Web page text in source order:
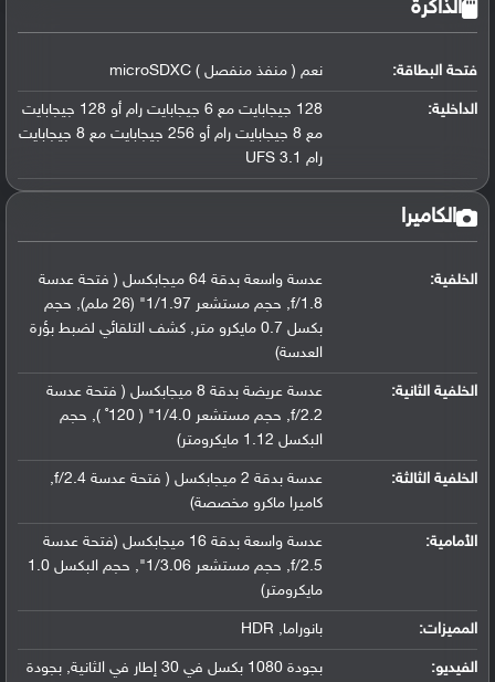
الذاكرة
فتحة البطاقة: نعم ( منفذ منفصل ) microSDXC
الداخلية:
128 جيجابايت مع 6 جيجابايت رام أو 128 جيجابايت
مع 8 جيجابايت رام أو 256 جيجابايت مع 8 جيجابايت
رام UFS 3.1
الكاميرا
الخلفية:
عدسة واسعة بدقة 64 ميجابكسل ( فتحة عدسة
f/1.8, حجم مستشعر 1/1.97" (26 ملم), حجم
بكسل 0.7 مايكرو متر, كشف التلقائي لضبط بؤرة
العدسة)
الخلفية الثانية:
عدسة عريضة بدقة 8 ميجابكسل ( فتحة عدسة
f/2.2, حجم مستشعر 1/4.0" ( 120˚ ), حجم
البكسل 1.12 مايكرومتر)
الخلفية الثالثة:
عدسة بدقة 2 ميجابكسل ( فتحة عدسة f/2.4,
كاميرا ماكرو مخصصة)
الأمامية:
عدسة واسعة بدقة 16 ميجابكسل (فتحة عدسة
f/2.5, حجم مستشعر 1/3.06", حجم البكسل 1.0
مايكرومتر)
المميزات: بانوراما, HDR
الفيديو:
بجودة 1080 بكسل في 30 إطار في الثانية, بجودة